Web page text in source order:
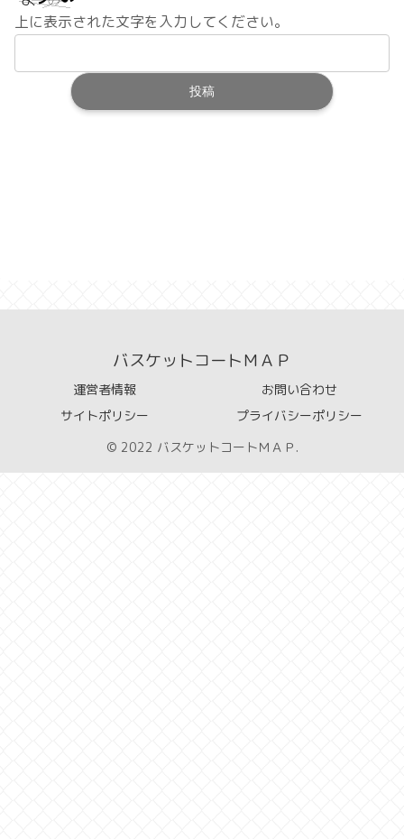
上に表示された文字を入力してください。
バスケットコートＭＡＰ
運営者情報
お問い合わせ
サイトポリシー
プライバシーポリシー
© 2022 バスケットコートＭＡＰ.